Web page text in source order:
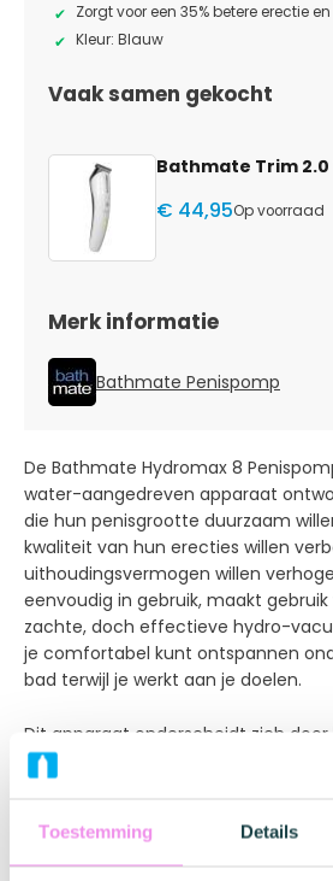
Toestemming Details
Zorgt voor een 35% betere erectie
Kleur: Blauw
Vaak samen gekocht
€ 44,95Op voorraad
Merk informatie
Bathmate Penispomp
De Bathmate Hydromax 8
water-aangedreven apparaat
die hun penisgrootte duurzaam
kwaliteit van hun erecties willen
uithoudingsvermogen willen
eenvoudig in gebruik, maakt
zachte, doch effectieve hydro-
je comfortabel kunt ontspannen
bad terwijl je werkt aan je doelen.
Dit apparaat onderscheidt zich
water in plaats van lucht, waardoor
uniforme zuigkracht ontstaat die
zichtbare en aanhoudende
Hydromax 8 is ontworpen om je te